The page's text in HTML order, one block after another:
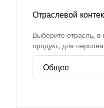
Отраслевой
Выберите отрасль, в
продукт, для